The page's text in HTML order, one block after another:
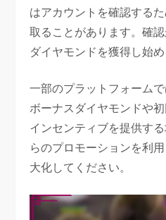
はアカウントを確認する
取ることがあります。確
ダイヤモンドを獲得し始め
一部のプラットフォーム
ボーナスダイヤモンドや
インセンティブを提供す
らのプロモーションを利
大化してください。